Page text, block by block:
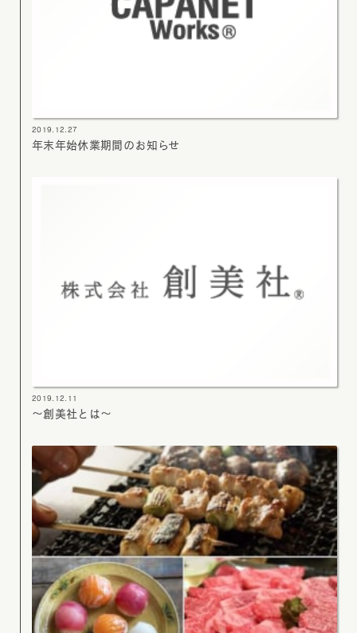
2019.12.27
年末年始休業期間のお知らせ
2019.12.11
～創美社とは～